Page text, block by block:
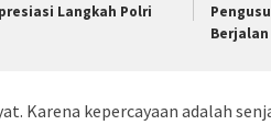
Langkah Polri
Karena kepercayaan adalah